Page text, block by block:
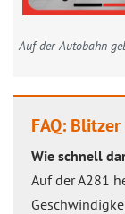
Auf der Autobahn
FAQ:
Wie schnell
Auf der A281